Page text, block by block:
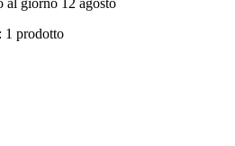
al giorno 12 agosto
1 prodotto